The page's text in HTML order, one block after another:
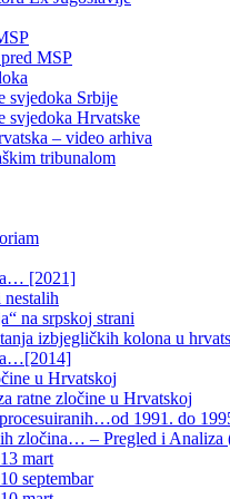
MSP
svjedoka Srbije
svjedoka Hrvatske
– video arhiva
tribunalom
[2021]
na srpskoj strani
izbjegličkih kolona u
u Hrvatskoj
ratne zločine u Hrvatskoj
1991. do
zločina… – Pregled i Analiza
mart
septembar